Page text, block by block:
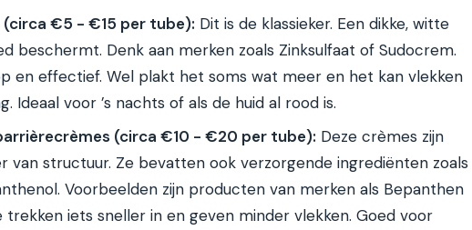
€5 - €15 per tube): Dit is de klassieker. Een dikke, witte
beschermt. Denk aan merken zoals Zinksulfaat of Sudocrem.
en effectief. Wel plakt het soms wat meer en het kan vlekken
Ideaal voor ’s nachts of als de huid al rood is.
(circa €10 - €20 per tube): Deze crèmes zijn
van structuur. Ze bevatten ook verzorgende ingrediënten zoals
Voorbeelden zijn producten van merken als Bepanthen
trekken iets sneller in en geven minder vlekken. Goed voor